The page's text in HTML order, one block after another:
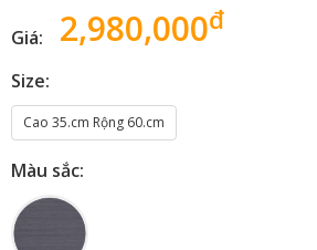
Giá: 2,980,000đ
Size:
Cao 35.cm Rộng 60.cm
Màu sắc: